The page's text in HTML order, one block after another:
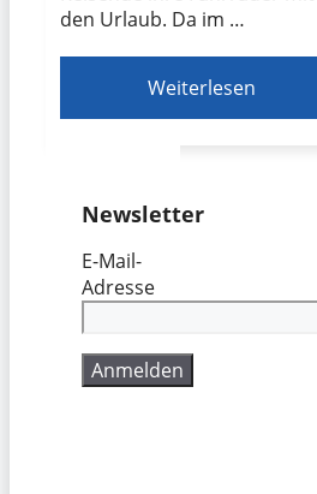
den Urlaub. Da im …
Weiterlesen
Newsletter
E-Mail-
Adresse